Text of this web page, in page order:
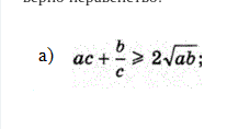
ответа